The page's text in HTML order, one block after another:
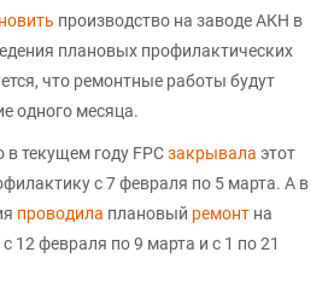
производство на заводе АКН в
плановых профилактических
что ремонтные работы будут
одного месяца.
текущем году FPCзакрывала этот
с 7 февраля по 5 марта. А в
проводила плановый ремонт на
12 февраля по 9 марта и с 1 по 21